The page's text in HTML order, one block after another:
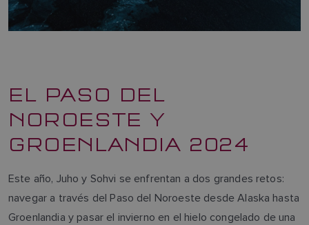
EL PASO DEL
NOROESTE Y
GROENLANDIA 2024
Este año, Juho y Sohvi se enfrentan a dos grandes retos:
navegar a través del Paso del Noroeste desde Alaska hasta
Groenlandia y pasar el invierno en el hielo congelado de una